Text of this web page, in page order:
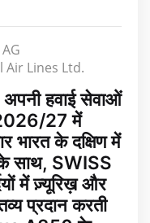
Air Lines Ltd.
हवाई सेवाओं
2026/27 में
भारत के दक्षिण में
साथ, SWISS
में ज़्यूरिख़ और
प्रदान करती